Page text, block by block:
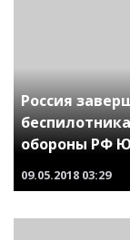
Россия
обороны РФ
09.05.2018 03:29